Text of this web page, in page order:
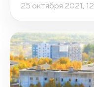
25 октября 2021,